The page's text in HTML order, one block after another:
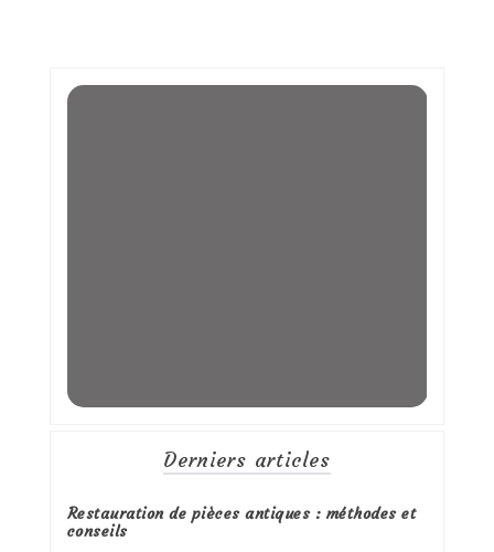
Derniers articles
Restauration de pièces antiques : méthodes et
conseils